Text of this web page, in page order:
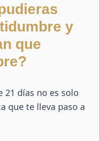
y
que
21 días no es solo
que te lleva paso a